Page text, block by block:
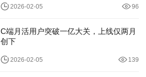
2026-02-05 96
C端月活用户突破一亿大关，上线仅两月
创下
2026-02-05 139